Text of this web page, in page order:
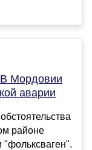
В Мордовии
аварии
районе
"фольксваген".